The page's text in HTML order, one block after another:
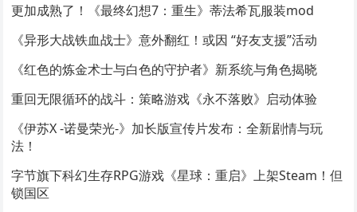
更加成熟了！《最终幻想7：重生》蒂法希瓦服装mod
《异形大战铁血战士》意外翻红！或因 “好友支援”活动
《红色的炼金术士与白色的守护者》新系统与角色揭晓
重回无限循环的战斗：策略游戏《永不落败》启动体验
《伊苏X -诺曼荣光-》加长版宣传片发布：全新剧情与玩
法！
字节旗下科幻生存RPG游戏《星球：重启》上架Steam！但
锁国区